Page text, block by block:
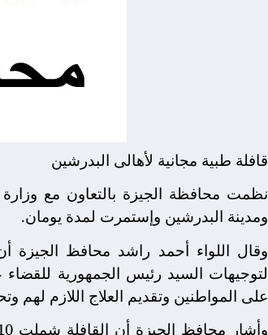
قافلة طبية مجانية لأهالى البدرشين
نظمت محافظة الجيزة بالتعاون مع
ومدينة البدرشين وإستمرت لمدة يومان.
لتوجيهات السيد رئيس الجمهورية للقضاء
على المواطنين وتقديم العلاج اللازم